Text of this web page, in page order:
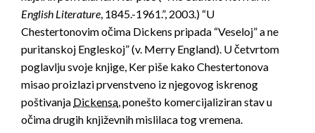
English Literature, 1845.-1961.”, 2003.) “U
Chestertonovim očima Dickens pripada “Veseloj” a ne
puritanskoj Engleskoj” (v. Merry England). U četvrtom
poglavlju svoje knjige, Ker piše kako Chestertonova
misao proizlazi prvenstveno iz njegovog iskrenog
poštivanja Dickensa, ponešto komercijaliziran stav u
očima drugih književnih mislilaca tog vremena.